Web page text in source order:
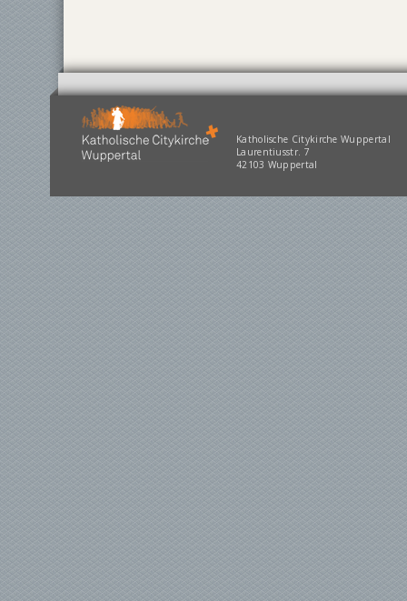
Katholische Citykirche Wuppertal
Laurentiusstr. 7
42103 Wuppertal